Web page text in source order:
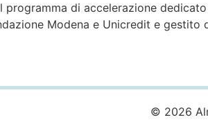
programma di accelerazione
Modena e Unicredit e gestito
© 2026